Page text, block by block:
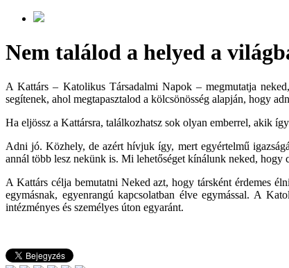
Nem találod a helyed a
A Kattárs – Katolikus Társadalmi Napok – megmutatja
segítenek, ahol megtapasztalod a kölcsönösség alapján, hogy
Ha eljössz a Kattársra, találkozhatsz sok olyan emberrel, akik
Adni jó. Közhely, de azért hívjuk így, mert egyértelmű
annál több lesz nekünk is. Mi lehetőséget kínálunk neked, hogy
A Kattárs célja bemutatni Neked azt, hogytársként érdemes
egymásnak, egyenrangú kapcsolatban élve egymással. A
intézményes és személyes úton egyaránt.